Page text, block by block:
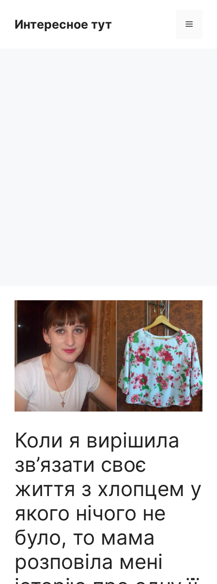
contentИнтересное тут Menu
Коли я вирішила
зв’язати своє
життя з хлопцем у
якого нічого не
було, то мама
розповіла мені